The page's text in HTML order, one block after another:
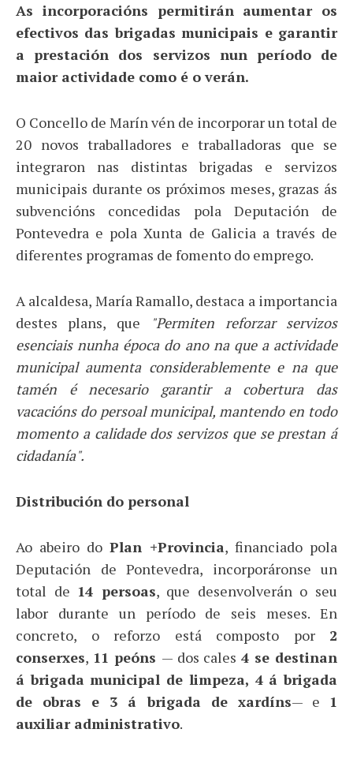
As incorporacións permitirán aumentar os
efectivos das brigadas municipais e garantir
a prestación dos servizos nun período de
maior actividade como é o verán.
O Concello de Marín vén de incorporar un total de
20 novos traballadores e traballadoras que se
integraron nas distintas brigadas e servizos
municipais durante os próximos meses, grazas ás
subvencións concedidas pola Deputación de
Pontevedra e pola Xunta de Galicia a través de
diferentes programas de fomento do emprego.
A alcaldesa, María Ramallo, destaca a importancia
destes plans, que
"Permiten reforzar servizos
esenciais nunha época do ano na que a actividade
municipal aumenta considerablemente e na que
tamén é necesario garantir a cobertura das
vacacións do persoal municipal, mantendo en todo
momento a calidade dos servizos que se prestan á
cidadanía".
Distribución do personal
Ao abeiro do Plan +Provincia, financiado pola
Deputación de Pontevedra, incorporáronse un
total de 14 persoas, que desenvolverán o seu
labor durante un período de seis meses. En
concreto, o reforzo está composto por 2
conserxes, 11 peóns — dos cales4 se destinan
á brigada municipal de limpeza, 4 á brigada
de obras e 3 á brigada de xardíns— e 1
auxiliar administrativo.